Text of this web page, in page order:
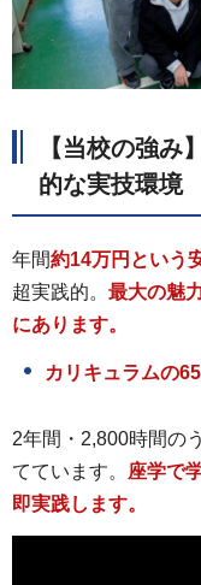
【当校の強み
的な実技環境
年間約14万円という
超実践的。 最大の魅
にあります。
カリキュラムの
2年間・2,800時間の
てています。 座学で
即実践します。